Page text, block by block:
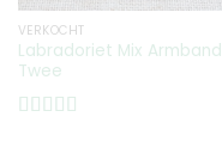
VERKOCHT
Labradoriet Mix Armband
Twee